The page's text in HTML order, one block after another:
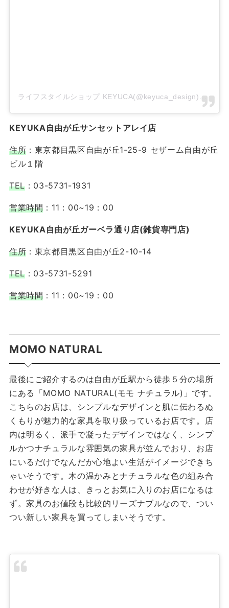
ライフスタイルショップ KEYUCA(@keyuca_design)がシェアした投稿
KEYUKA自由が丘サンセットアレイ店
住所 ：東京都目黒区自由が丘1-25-9 セザーム自由が丘
ビル１階
TEL：03-5731-1931
営業時間 ：11：00~19：00
KEYUKA自由が丘ガーベラ通り店(雑貨専門店)
住所 ：東京都目黒区自由が丘2-10-14
TEL：03-5731-5291
営業時間 ：11：00~19：00
MOMO NATURAL
最後にご紹介するのは自由が丘駅から徒歩５分の場所
にある「MOMO NATURAL(モモ ナチュラル)」です。
こちらのお店は、シンプルなデザインと肌に伝わるぬ
くもりが魅力的な家具を取り扱っているお店です。店
内は明るく、派手で凝ったデザインではなく、シンプ
ルかつナチュラルな雰囲気の家具が並んでおり、お店
にいるだけでなんだか心地よい生活がイメージできち
ゃいそうです。木の温かみとナチュラルな色の組み合
わせが好きな人は、きっとお気に入りのお店になるは
ず。家具のお値段も比較的リーズナブルなので、つい
つい新しい家具を買ってしまいそうです。